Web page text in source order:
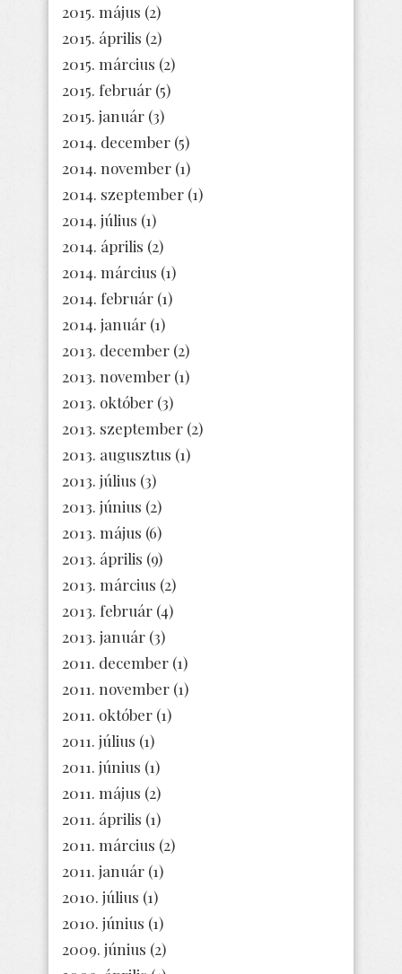
2015. május (2)
2015. április (2)
2015. március (2)
2015. február (5)
2015. január (3)
2014. december (5)
2014. november (1)
2014. szeptember (1)
2014. július (1)
2014. április (2)
2014. március (1)
2014. február (1)
2014. január (1)
2013. december (2)
2013. november (1)
2013. október (3)
2013. szeptember (2)
2013. augusztus (1)
2013. július (3)
2013. június (2)
2013. május (6)
2013. április (9)
2013. március (2)
2013. február (4)
2013. január (3)
2011. december (1)
2011. november (1)
2011. október (1)
2011. július (1)
2011. június (1)
2011. május (2)
2011. április (1)
2011. március (2)
2011. január (1)
2010. július (1)
2010. június (1)
2009. június (2)